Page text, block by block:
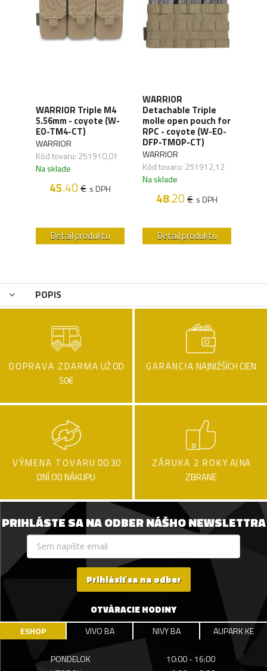
WARRIOR Triple M4
5.56mm - coyote (W-
EO-TM4-CT)
WARRIOR
Kód tovaru: 251910,01
Na sklade
45.40€ s DPH
Detail produktu
WARRIOR
Detachable Triple
molle open pouch for
RPC - coyote (W-EO-
DFP-TMOP-CT)
WARRIOR
Kód tovaru: 251912,12
Na sklade
48.20€ s DPH
Detail produktu
POPIS
DOPRAVA ZDARMA UŽ OD
50€
GARANCIA NAJNIŽŠÍCH CIEN
VÝMENA TOVARU DO 30
DNÍ OD NÁKUPU
ZÁRUKA 2 ROKY AJ NA
ZBRANE
PRIHLÁSTE SA NA ODBER NÁŠHO NEWSLETTRA
Prihlásiť sa na odber
OTVÁRACIE HODINY
ESHOP VIVO BA NIVY BA AUPARK KE
PONDELOK
10:00 - 16:00